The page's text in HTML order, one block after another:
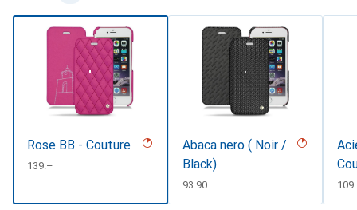
Rose BB - Couture
CHF
139.–
Abaca nero ( Noir /
Black)
CHF
93.90 CHF